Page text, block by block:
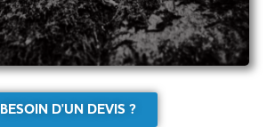
BESOIN D'UN DEVIS ?